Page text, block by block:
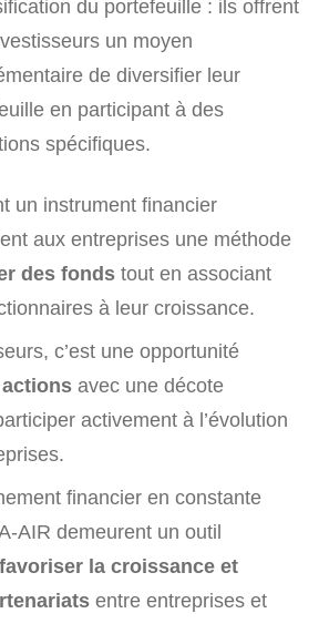
du portefeuille : ils offrent
un moyen
de diversifier leur
en participant à des
spécifiques.
un instrument financier
aux entreprises une méthode
des fonds tout en associant
à leur croissance.
c’est une opportunité
avec une décote
activement à l’évolution
financier en constante
AIR demeurent un outil
favoriser la croissance et
entre entreprises et